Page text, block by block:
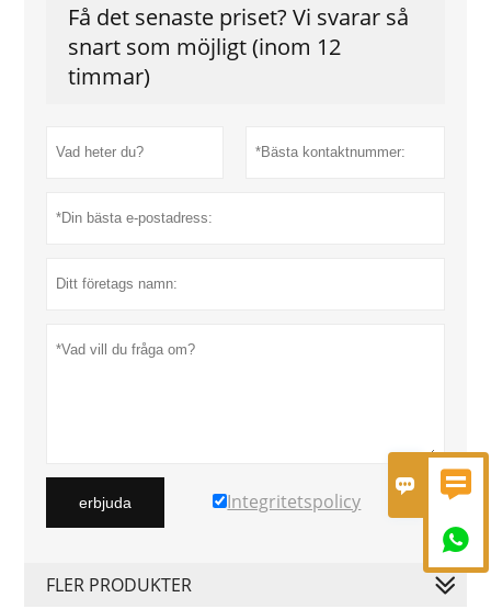
 

Få det senaste priset? Vi svarar så
snart som möjligt (inom 12
timmar)
erbjuda Integritetspolicy
FLER PRODUKTER